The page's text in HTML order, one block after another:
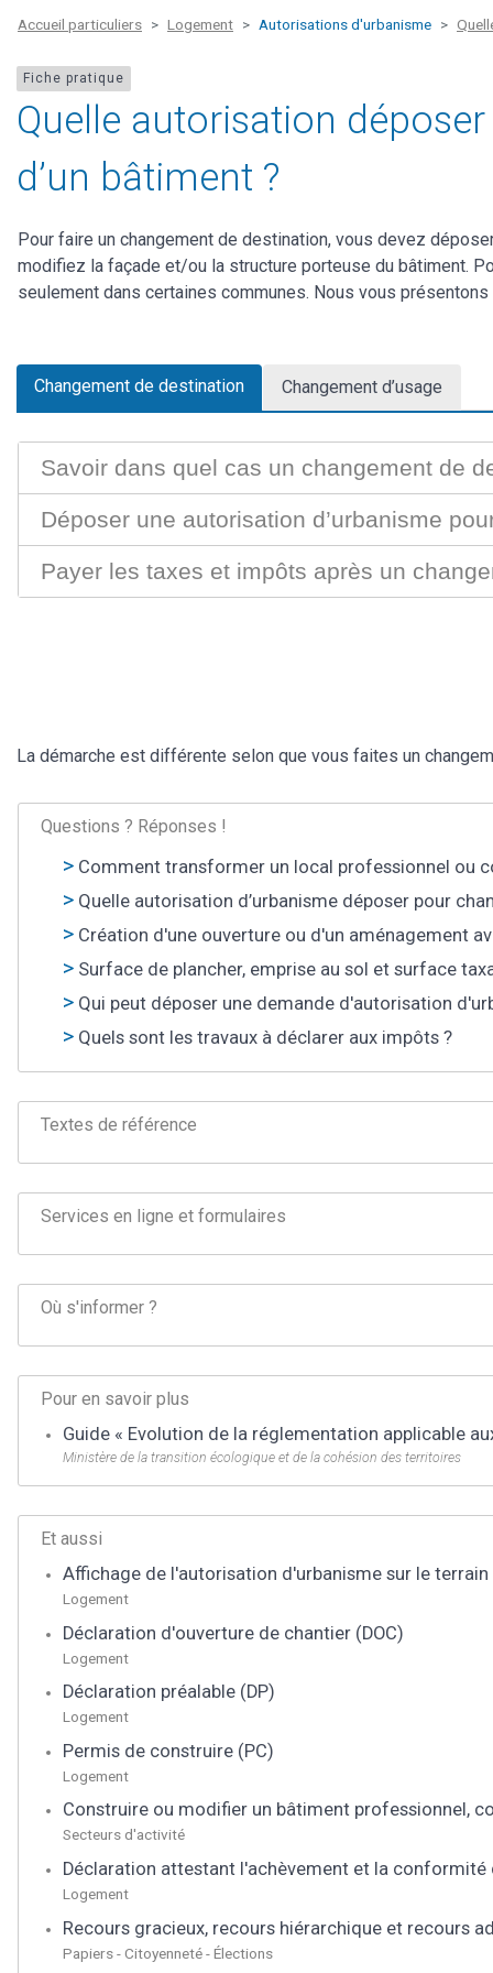
Accueil particuliers Logement Autorisations d'urbanisme
Fiche pratique
Quelle autorisation
d’un bâtiment ?
Pour faire un changement de destination, vous devez
modifiez la façade et/ou la structure porteuse du bâtiment.
seulement dans certaines communes. Nous vous
Changement de destination Changement d’usage
Savoir dans quel cas un changement de
Déposer une autorisation d’urbanisme
Payer les taxes et impôts après un
La démarche est différente selon que vous faites un
Questions ? Réponses !
Comment transformer un local professionnel ou
Quelle autorisation d’urbanisme déposer pour
Création d'une ouverture ou d'un aménagement
Surface de plancher, emprise au sol et surface
Qui peut déposer une demande d'autorisation
Quels sont les travaux à déclarer aux impôts ?
Textes de référence
Services en ligne et formulaires
Où s'informer ?
Pour en savoir plus
Guide « Evolution de la réglementation applicable
Ministère de la transition écologique et de la cohésion des territoires
Et aussi
Affichage de l'autorisation d'urbanisme sur le
Logement
Déclaration d'ouverture de chantier (DOC)
Logement
Déclaration préalable (DP)
Logement
Permis de construire (PC)
Logement
Construire ou modifier un bâtiment professionnel,
Secteurs d'activité
Déclaration attestant l'achèvement et la conformité
Logement
Recours gracieux, recours hiérarchique et recours
Papiers - Citoyenneté - Élections